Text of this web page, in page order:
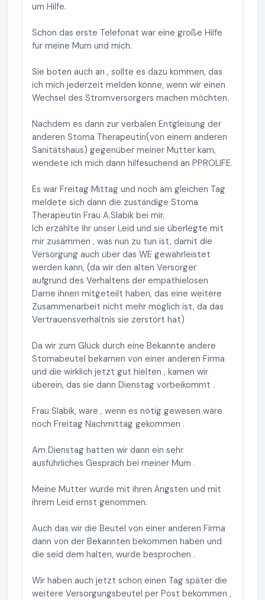
um Hilfe.
Schon das erste Telefonat war eine große Hilfe
für meine Mum und mich.
Sie boten auch an , sollte es dazu kommen, das
ich mich jederzeit melden könne, wenn wir einen
Wechsel des Stromversorgers machen möchten.
Nachdem es dann zur verbalen Entgleisung der
anderen Stoma Therapeutin(von einem anderen
Sanitätshaus) gegenüber meiner Mutter kam,
wendete ich mich dann hilfesuchend an PPROLIFE.
Es war Freitag Mittag und noch am gleichen Tag
meldete sich dann die zuständige Stoma
Therapeutin Frau A.Slabik bei mir.
Ich erzählte ihr unser Leid und sie überlegte mit
mir zusammen , was nun zu tun ist, damit die
Versorgung auch über das WE gewährleistet
werden kann, (da wir den alten Versorger
aufgrund des Verhaltens der empathielosen
Dame ihnen mitgeteilt haben, das eine weitere
Zusammenarbeit nicht mehr möglich ist, da das
Vertrauensverhältnis sie zerstört hat)
Da wir zum Glück durch eine Bekannte andere
Stomabeutel bekamen von einer anderen Firma
und die wirklich jetzt gut hielten , kamen wir
überein, das sie dann Dienstag vorbeikommt .
Frau Slabik, wäre , wenn es nötig gewesen wäre
noch Freitag Nachmittag gekommen .
Am Dienstag hatten wir dann ein sehr
ausführliches Gespräch bei meiner Mum .
Meine Mutter wurde mit ihren Ängsten und mit
ihrem Leid ernst genommen.
Auch das wir die Beutel von einer anderen Firma
dann von der Bekannten bekommen haben und
die seid dem halten, wurde besprochen .
Wir haben auch jetzt schon einen Tag später die
weitere Versorgungsbeutel per Post bekommen ,